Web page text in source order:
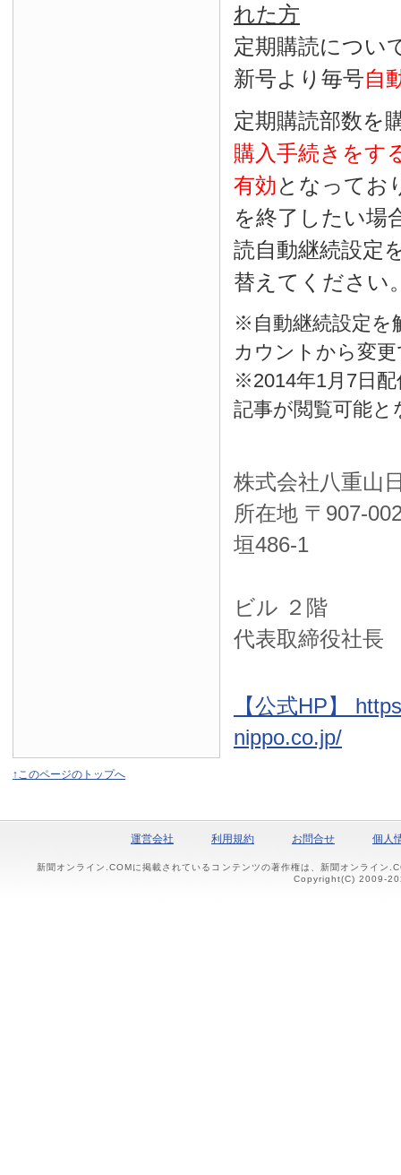
れた方
定期購読につい
新号より毎号自
定期購読部数を
購入手続きをす
有効となってお
を終了したい場
読自動継続設定
替えてください
※自動継続設定を
カウントから変
※2014年1月7日
記事が閲覧可能
株式会社八重山
所在地 〒 907-
垣486-1
ビル ２階
代表取締役社
【公式HP】
nippo.co.jp/
↑このページのトップへ
運営会社 利用規約 お問合せ 個人
新聞オンライン.COMに掲載されているコンテンツの著作権は、新聞オンライン
Copyright(C) 2009-